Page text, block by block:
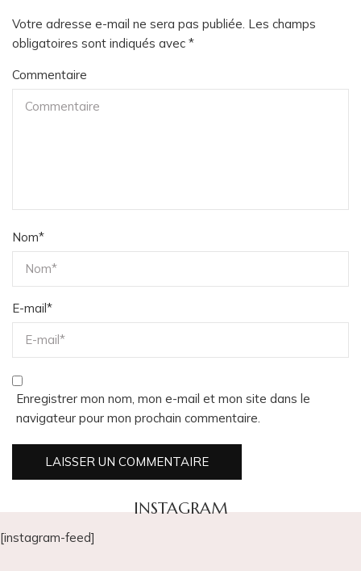
Votre adresse e-mail ne sera pas publiée. Les champs
obligatoires sont indiqués avec *
Commentaire
Nom*
E-mail*
Enregistrer mon nom, mon e-mail et mon site dans le
navigateur pour mon prochain commentaire.
INSTAGRAM
[instagram-feed]